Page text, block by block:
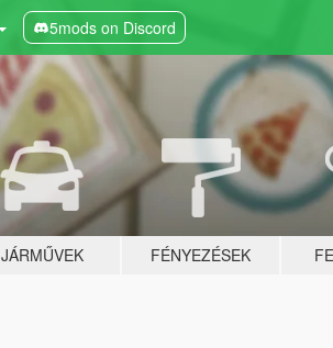
5mods on Discord
JÁRMŰVEK FÉNYEZÉSEK